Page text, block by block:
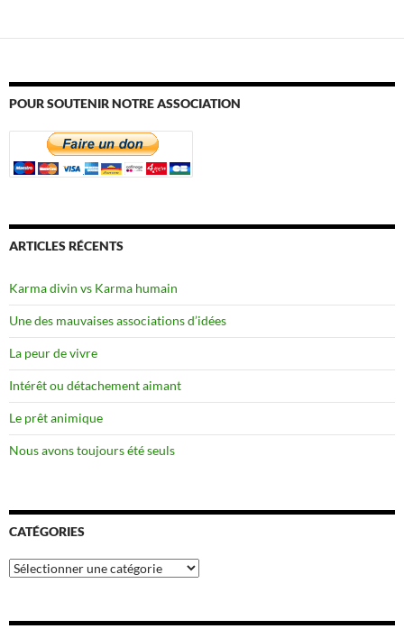
POUR SOUTENIR NOTRE ASSOCIATION
ARTICLES RÉCENTS
Karma divin vs Karma humain
Une des mauvaises associations d’idées
La peur de vivre
Intérêt ou détachement aimant
Le prêt animique
Nous avons toujours été seuls
CATÉGORIES
Catégories